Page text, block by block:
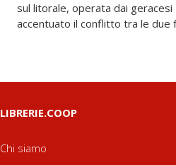
sul litorale, operata dai
accentuato il conflitto tra le due
LIBRERIE.COOP
Chi siamo